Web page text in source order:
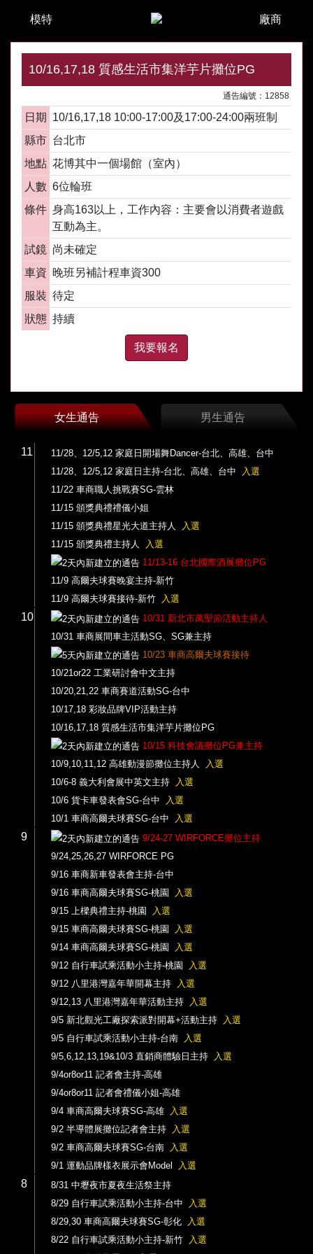
模特 廠商
女生通告 男生通告
11
11/28、12/5,12 家庭日開場舞Dancer-台北、高雄、台中
11/28、12/5,12 家庭日主持-台北、高雄、台中
入選
11/22 車商職人挑戰賽SG-雲林
11/15 頒獎典禮禮儀小姐
11/15 頒獎典禮星光大道主持人
入選
11/15 頒獎典禮主持人
入選
11/13-16 台北國際酒展攤位PG
11/9 高爾夫球賽晚宴主持-新竹
11/9 高爾夫球賽接待-新竹
入選
10
10/31 新北市萬聖節活動主持人
10/31 車商展間車主活動SG、SG兼主持
10/23 車商高爾夫球賽接待
10/21or22 工業研討會中文主持
10/20,21,22 車商賽道活動SG-台中
10/17,18 彩妝品牌VIP活動主持
10/16,17,18 質感生活市集洋芋片攤位PG
10/15 科技會議攤位PG兼主持
10/9,10,11,12 高雄動漫節攤位主持人
入選
10/6-8 義大利會展中英文主持
入選
10/6 貨卡車發表會SG-台中
入選
10/1 車商高爾夫球賽SG-台中
入選
9
9/24-27 WIRFORCE攤位主持
9/24,25,26,27 WIRFORCE PG
9/16 車商新車發表會主持-台中
9/16 車商高爾夫球賽SG-桃園
入選
9/15 上樑典禮主持-桃園
入選
9/15 車商高爾夫球賽SG-桃園
入選
9/14 車商高爾夫球賽SG-桃園
入選
9/12 自行車試乘活動小主持-桃園
入選
9/12 八里港灣嘉年華開幕主持
入選
9/12,13 八里港灣嘉年華活動主持
入選
9/5 新北觀光工廠探索派對開幕+活動主持
入選
9/5 自行車試乘活動小主持-台南
入選
9/5,6,12,13,19&10/3 直銷商體驗日主持
入選
9/4or8or11 記者會主持-高雄
9/4or8or11 記者會禮儀小姐-高雄
9/4 車商高爾夫球賽SG-高雄
入選
9/2 半導體展攤位記者會主持
入選
9/2 車商高爾夫球賽SG-台南
入選
9/1 運動品牌樣衣展示會Model
入選
8
8/31 中壢夜市夏夜生活祭主持
8/29 自行車試乘活動小主持-台中
入選
8/29,30 車商高爾夫球賽SG-彰化
入選
8/22 自行車試乘活動小主持-新竹
入選
10/16,17,18 質感生活市集洋芋片攤位PG
通告編號：12858
日期
10/16,17,18 10:00-17:00及17:00-24:00兩班制
縣市 台北市
地點 花博其中一個場館（室內）
人數 6位輪班
條件 身高163以上，工作內容：主要會以消費者遊戲
互動為主。
試鏡 尚未確定
車資 晚班另補計程車資300
服裝 待定
狀態 持續